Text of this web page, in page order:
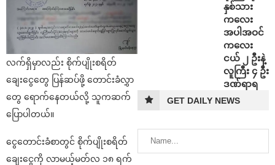
လက်ရှိမှာလည်း စိုက်ပျိုးစရိတ်
ချေးငွေတွေ ပြန်ဆပ်ဖို့ တောင်းခံလွှာ
တွေ ရောက်နေတယ်လို့ သူကဆက်
ပြောပါတယ်။
ငွေတောင်းခံစာတွင် စိုက်ပျိုးစရိတ်
ချေးငွေကို လာမယ့်မတ်လ ၁၈ ရက်
နှစ်သား
ကလေး
အပါအဝင်
ကလေး
ငယ် ၂ ဦးနဲ့
လူကြီး ၄ ဦး
ဒဏ်ရာရ
GET DAILY NEWS